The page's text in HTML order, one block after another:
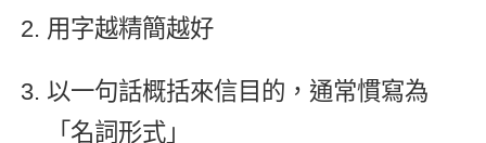
用字越精簡越好
以一句話概括來信目的，通常慣寫為
「名詞形式」